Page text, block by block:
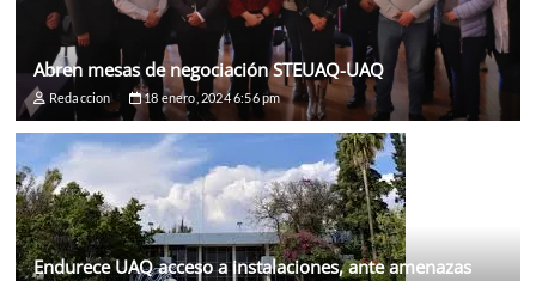
Abren mesas de negociación STEUAQ-UAQ
Redaccion 18 enero, 2024 6:56 pm
Endurece UAQ acceso a instalaciones, ante amenazas